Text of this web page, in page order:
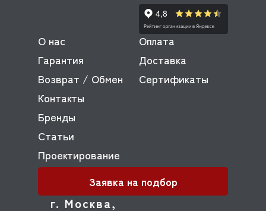
г. Москва,
О нас
Оплата
Гарантия
Доставка
Возврат / Обмен
Сертификаты
Контакты
Бренды
Статьи
Проектирование
Заявка на подбор